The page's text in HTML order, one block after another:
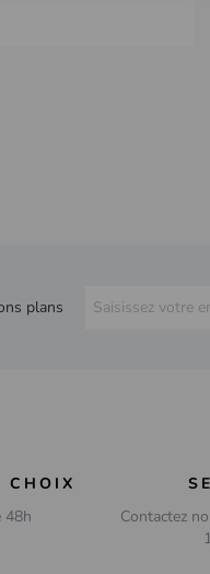
plans
CHOIX
48h
Contactez